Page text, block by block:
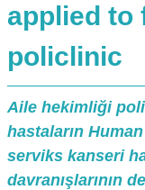
applied to
policlinic
Aile hekimliği
hastaların
serviks kanseri
davranışlarının